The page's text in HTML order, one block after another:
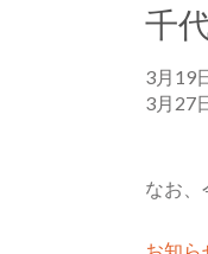
千
3月19
3月27
なお、